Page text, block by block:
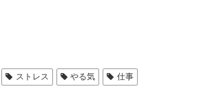
ストレス やる気 仕事